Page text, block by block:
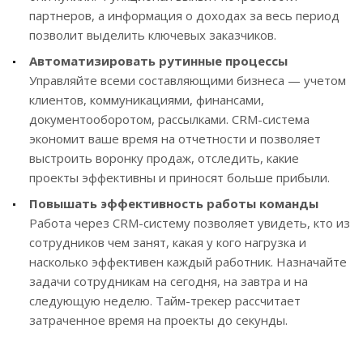
партнеров, а информация о доходах за весь период
позволит выделить ключевых заказчиков.
Автоматизировать рутинные процессы
Управляйте всеми составляющими бизнеса — учетом
клиентов, коммуникациями, финансами,
документооборотом, рассылками. CRM-система
экономит ваше время на отчетности и позволяет
выстроить воронку продаж, отследить, какие
проекты эффективны и приносят больше прибыли.
Повышать эффективность работы команды
Работа через CRM-систему позволяет увидеть, кто из
сотрудников чем занят, какая у кого нагрузка и
насколько эффективен каждый работник. Назначайте
задачи сотрудникам на сегодня, на завтра и на
следующую неделю. Тайм-трекер рассчитает
затраченное время на проекты до секунды.